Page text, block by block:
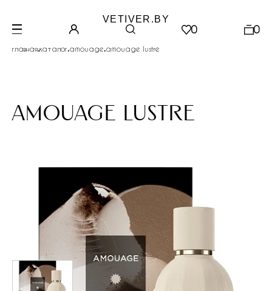
VETIVER.BY
0 0
главная.каталог.amouage.amouage lustre
amouage lustre